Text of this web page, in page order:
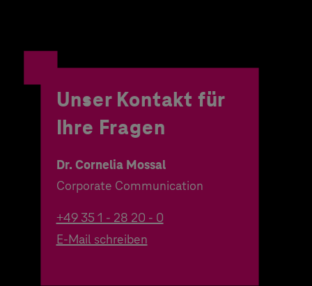
Unser Kontakt für
Ihre Fragen
Dr. Cornelia Mossal
Corporate Communication
+49 35 1 - 28 20 - 0
E-Mail schreiben